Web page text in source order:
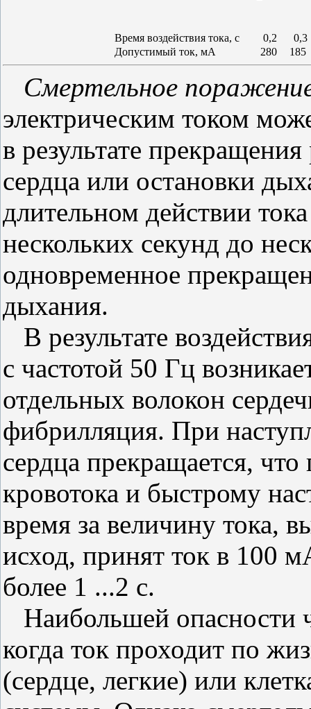
Время воздействия тока, с 0,2
0,3
Допустимый ток, мА
280
Смертельное
электрическим током
в результате
сердца или остановки
длительном действии
нескольких секунд до
одновременное
дыхания.
В результате
с частотой 50 Гц
отдельных волокон
фибрилляция. При
сердца прекращается,
кровотока и быстрому
время за величину тока,
исход, принят ток в 100
более 1 ...2 с.
Наибольшей опасности
когда ток проходит по
(сердце, легкие) или